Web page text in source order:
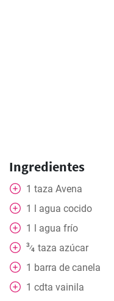
Ingredientes
1 taza Avena
1 l agua cocido
1 l agua frío
3⁄4 taza azúcar
1 barra de canela
1 cdta vainila